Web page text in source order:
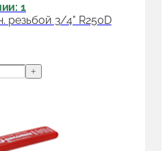
1
резьбой 3/4" R250D
+